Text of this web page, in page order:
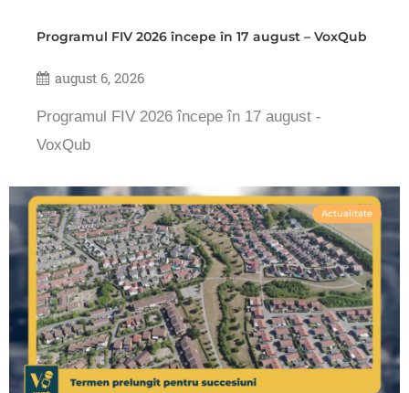
Programul FIV 2026 începe în 17 august – VoxQub
august 6, 2026
Programul FIV 2026 începe în 17 august -
VoxQub
Actualitate